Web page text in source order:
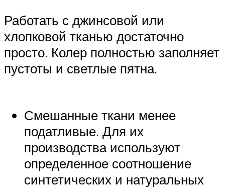
Работать с джинсовой или
хлопковой тканью достаточно
просто. Колер полностью заполняет
пустоты и светлые пятна.
Смешанные ткани менее
податливые. Для их
производства используют
определенное соотношение
синтетических и натуральных